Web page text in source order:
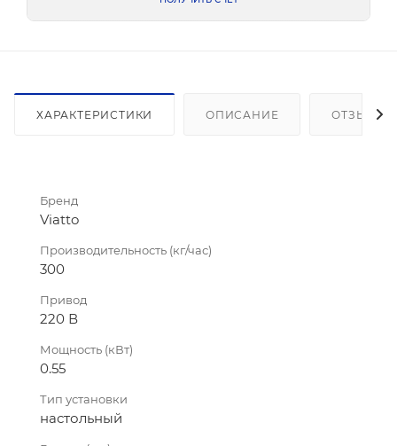
ХАРАКТЕРИСТИКИ ОПИСАНИЕ ОТЗЫВЫ
Бренд
Viatto
Производительность (кг/час)
300
Привод
220 В
Мощность (кВт)
0.55
Тип установки
настольный